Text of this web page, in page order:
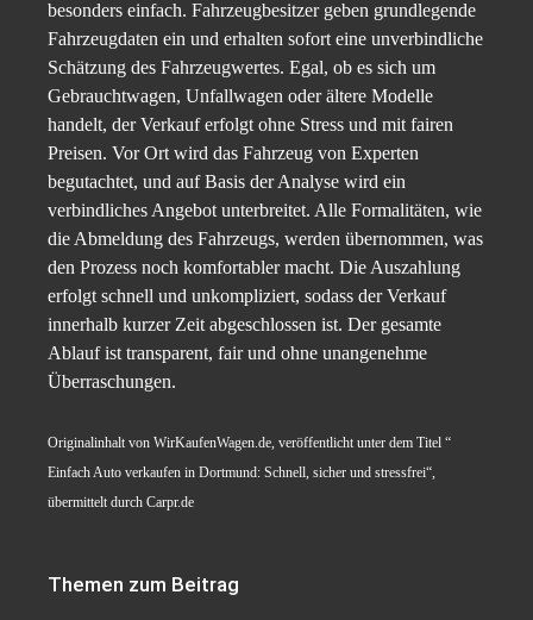
besonders einfach. Fahrzeugbesitzer geben grundlegende
Fahrzeugdaten ein und erhalten sofort eine unverbindliche
Schätzung des Fahrzeugwertes. Egal, ob es sich um
Gebrauchtwagen, Unfallwagen oder ältere Modelle
handelt, der Verkauf erfolgt ohne Stress und mit fairen
Preisen. Vor Ort wird das Fahrzeug von Experten
begutachtet, und auf Basis der Analyse wird ein
verbindliches Angebot unterbreitet. Alle Formalitäten, wie
die Abmeldung des Fahrzeugs, werden übernommen, was
den Prozess noch komfortabler macht. Die Auszahlung
erfolgt schnell und unkompliziert, sodass der Verkauf
innerhalb kurzer Zeit abgeschlossen ist. Der gesamte
Ablauf ist transparent, fair und ohne unangenehme
Überraschungen.
Originalinhalt von WirKaufenWagen.de, veröffentlicht unter dem Titel “
Einfach Auto verkaufen in Dortmund: Schnell, sicher und stressfrei“,
übermittelt durch Carpr.de
Themen zum Beitrag